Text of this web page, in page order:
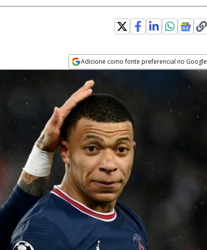
Adicione como fonte preferencial no Google